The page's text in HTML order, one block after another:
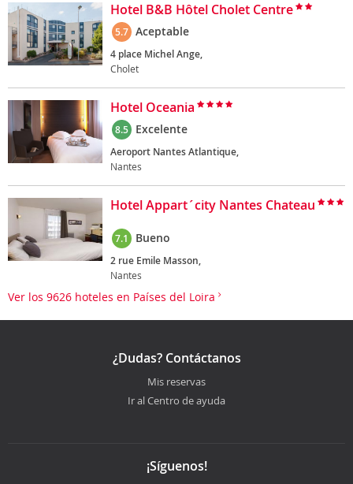
Hotel B&B Hôtel Cholet Centre
5.7 Aceptable
4 place Michel Ange,
Cholet
Hotel Oceania
8.5 Excelente
Aeroport Nantes Atlantique,
Nantes
Hotel Appart´city Nantes Chateau
7.1 Bueno
2 rue Emile Masson,
Nantes
Ver los 9626 hoteles en Países del Loira
¿Dudas? Contáctanos
Mis reservas
Ir al Centro de ayuda
¡Síguenos!